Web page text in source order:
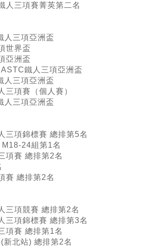
人三項賽菁英第二名
人三項亞洲盃
世界盃
亞洲盃
鐵人三項亞洲盃
人三項亞洲盃
三項賽（個人賽）
人三項亞洲盃
三項錦標賽 總排第5名
24組第1名
項賽 總排第2名
賽 總排第2名
三項競賽 總排第2名
三項錦標賽 總排第3名
項賽 總排第1名
新北站) 總排第2名